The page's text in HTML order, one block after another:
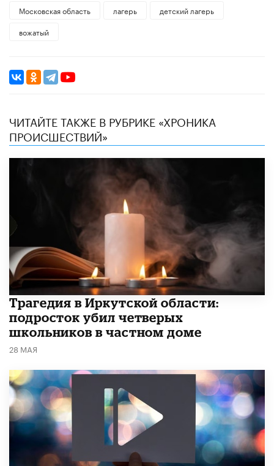
Московская область
лагерь
детский лагерь
вожатый
ЧИТАЙТЕ ТАКЖЕ В РУБРИКЕ «ХРОНИКА
ПРОИСШЕСТВИЙ»
Трагедия в Иркутской области:
подросток убил четверых
школьников в частном доме
28 МАЯ